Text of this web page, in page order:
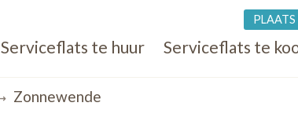
Serviceflats te huur Serviceflats te
PLAATS
Zonnewende